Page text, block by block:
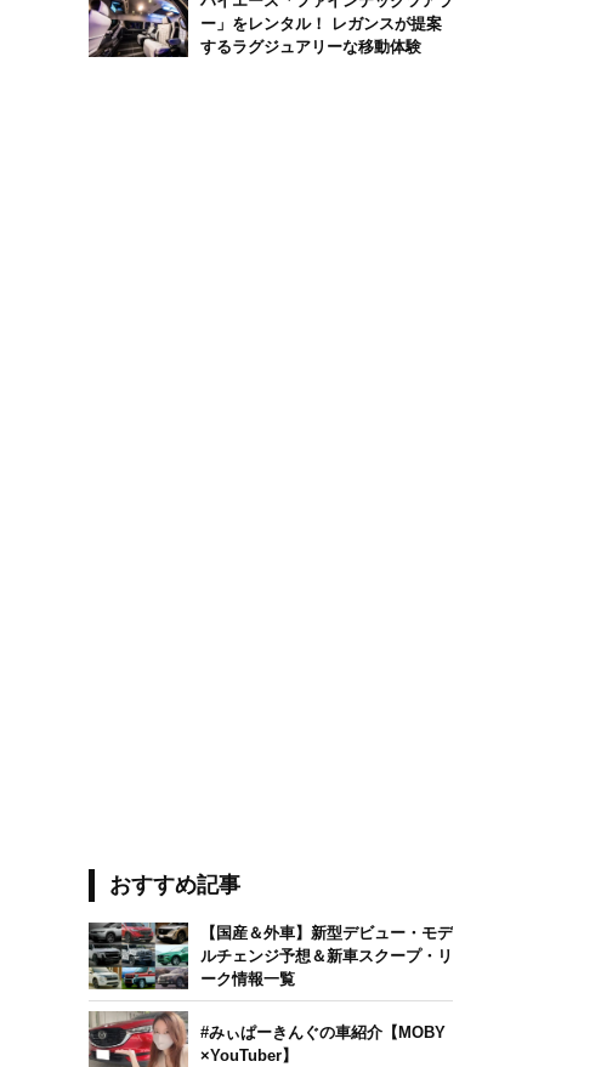
ー」をレンタル！ レガンスが提案
するラグジュアリーな移動体験
おすすめ記事
【国産＆外車】新型デビュー・モデ
ルチェンジ予想＆新車スクープ・リ
ーク情報一覧
#みぃぱーきんぐの車紹介【MOBY
×YouTuber】